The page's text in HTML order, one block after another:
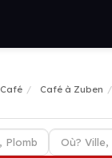
Café Café à Zuben